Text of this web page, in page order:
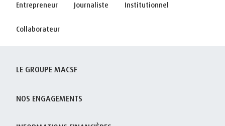
Entrepreneur Journaliste Institutionnel
Collaborateur
LE GROUPE MACSF
NOS ENGAGEMENTS